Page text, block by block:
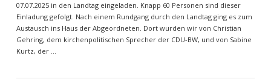
07.07.2025 in den Landtag eingeladen. Knapp 60 Personen sind dieser
Einladung gefolgt. Nach einem Rundgang durch den Landtag ging es zum
Austausch ins Haus der Abgeordneten. Dort wurden wir von Christian
Gehring, dem kirchenpolitischen Sprecher der CDU-BW, und von Sabine
Kurtz, der …